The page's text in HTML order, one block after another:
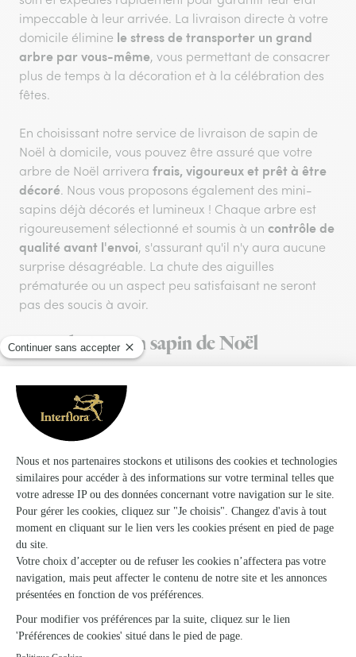
impeccable à leur arrivée. La livraison directe à votre
domicile élimine le stress de transporter un grand
arbre par vous-même, vous permettant de consacrer
plus de temps à la décoration et à la célébration des
fêtes.
En choisissant notre service de livraison de sapin de
Noël à domicile, vous pouvez être assuré que votre
arbre de Noël arrivera frais, vigoureux et prêt à être
décoré. Nous vous proposons également des mini-
sapins déjà décorés et lumineux ! Chaque arbre est
rigoureusement sélectionné et soumis à un contrôle de
qualité avant l'envoi, s'assurant qu'il n'y aura aucune
surprise désagréable. La chute des aiguilles
prématurée ou un aspect peu satisfaisant ne seront
pas des soucis à avoir.
Bien choisir son sapin de Noël
Élément clé de la déco des fêtes de fin d’année, le
sapin de Noëlest un arbre qui visite nos maisons
l’espace de quelques semaines. Contrairement à une
plante verte, un sapin de Noël n’est pas voué à rester à
nos côtés pendant des années. Ce qui explique que
nous n’avons pas tous un grand espace disponible
pour l’accueillir. La plupart du temps, il vous faut faire
preuve d’ingéniosité pour réaménager les meubles. Un
vrai jeu de Tetris intérieur qui vous permet de faire une
petite place afin d’ accueillir votre sapin de Noël dans
votre salon !
Vaut-il mieux avoir un sapin de Noël naturel ou
artificiel ?